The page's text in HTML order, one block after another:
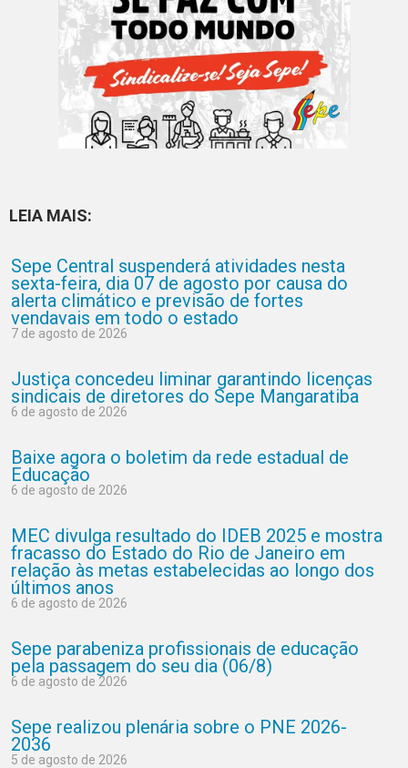
LEIA MAIS:
Sepe Central suspenderá atividades nesta
sexta-feira, dia 07 de agosto por causa do
alerta climático e previsão de fortes
vendavais em todo o estado
7 de agosto de 2026
Justiça concedeu liminar garantindo licenças
sindicais de diretores do Sepe Mangaratiba
6 de agosto de 2026
Baixe agora o boletim da rede estadual de
Educação
6 de agosto de 2026
MEC divulga resultado do IDEB 2025 e mostra
fracasso do Estado do Rio de Janeiro em
relação às metas estabelecidas ao longo dos
últimos anos
6 de agosto de 2026
Sepe parabeniza profissionais de educação
pela passagem do seu dia (06/8)
6 de agosto de 2026
Sepe realizou plenária sobre o PNE 2026-
2036
5 de agosto de 2026